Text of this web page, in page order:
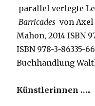
parallel verlegte
Barricades von
Mahon, 2014 ISBN
ISBN 978-3-86335-
Buchhandlung
Künstlerinnen …..